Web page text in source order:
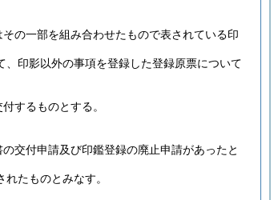
の一部を組み合わせたもので表されている印
、印影以外の事項を登録した登録原票について
するものとする。
交付申請及び印鑑登録の廃止申請があったと
たものとみなす。